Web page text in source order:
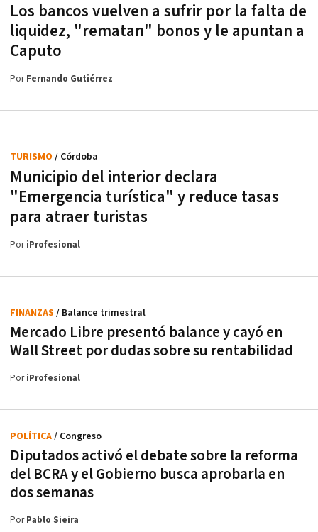
Los bancos vuelven a sufrir por la falta de
liquidez, "rematan" bonos y le apuntan a
Caputo
PorFernando Gutiérrez
Municipio del interior declara
"Emergencia turística" y reduce tasas
para atraer turistas
TURISMO / Córdoba
PoriProfesional
Mercado Libre presentó balance y cayó en
Wall Street por dudas sobre su rentabilidad
FINANZAS / Balance trimestral
PoriProfesional
Diputados activó el debate sobre la reforma
del BCRA y el Gobierno busca aprobarla en
dos semanas
POLÍTICA/ Congreso
PorPablo Sieira